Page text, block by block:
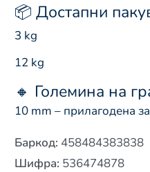
📦 Достапни
3 kg
12 kg
🔸 Големина на
10 mm – прилагодена
Баркод: 458484383838
Шифра: 536474878